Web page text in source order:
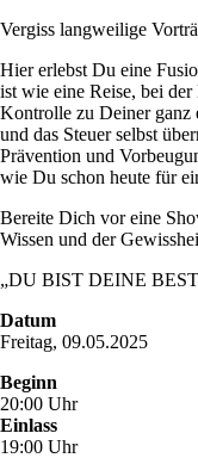
Vergiss langweilige
Hier erlebst Du eine
ist wie eine Reise, bei
Kontrolle zu Deiner ganz
und das Steuer selbst
Prävention und
wie Du schon heute für
Bereite Dich vor eine
Wissen und der
„DU BIST DEINE
Datum
Freitag, 09.05.2025
Beginn
20:00 Uhr
Einlass
19:00 Uhr